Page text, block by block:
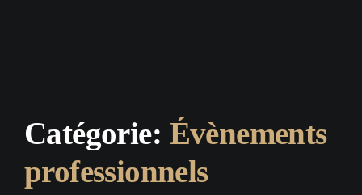
Catégorie: Évènements
professionnels